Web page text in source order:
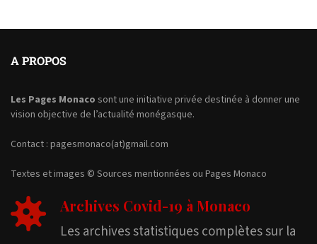
A PROPOS
Les Pages Monaco sont une initiative privée destinée à donner une
vision objective de l’actualité monégasque.
Contact : pagesmonaco(at)gmail.com
Textes et images © Sources mentionnées ou Pages Monaco
Archives Covid-19 à Monaco
Les archives statistiques complètes sur la